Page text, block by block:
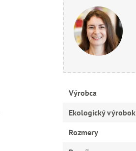
Výrobca
Ekologický výrobok
Rozmery